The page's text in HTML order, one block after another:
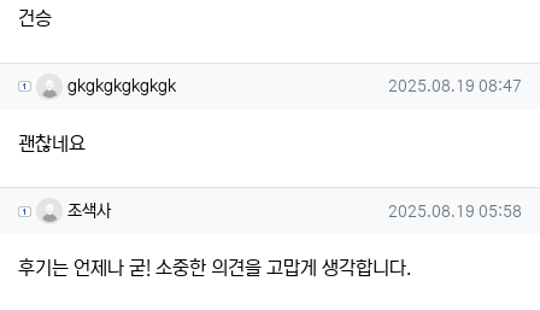
건승
gkgkgkgkgkgk님의 댓글
gkgkgkgkgkgk 작성일
2025.08.19 08:47
괜찮네요
조색사님의 댓글
조색사 작성일
2025.08.19 05:58
후기는 언제나 굳! 소중한 의견을 고맙게 생각합니다.